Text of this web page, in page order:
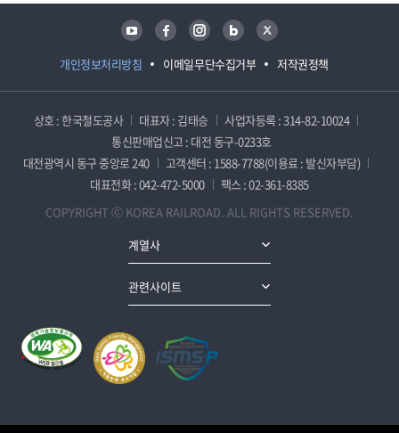
개인정보처리방침 이메일무단수집거부 저작권정책
유튜브 페이스북 인스타그램 블로그 트위터
상호 : 한국철도공사 대표자 : 김태승
사업자등록 : 314-82-10024
통신판매업신고 : 대전 동구-0233호
대전광역시 동구 중앙로 240
고객센터 : 1588-7788(이용료 : 발신자부담)
대표전화 : 042-472-5000
팩스 : 02-361-8385
COPYRIGHT ⓒ KOREA RAILROAD. ALL RIGHTS RESERVED.
계열사
관련사이트